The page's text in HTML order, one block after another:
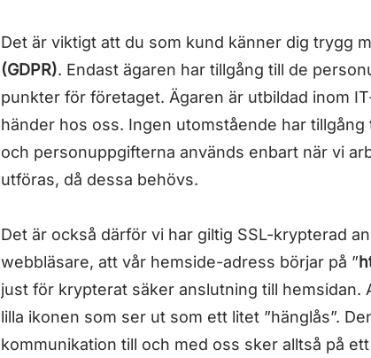
Det är viktigt att du som kund känner dig trygg
(GDPR). Endast ägaren har tillgång till de
punkter för företaget. Ägaren är utbildad inom
händer hos oss. Ingen utomstående har
och personuppgifterna används enbart när vi
utföras, då dessa behövs.
Det är också därför vi har giltig SSL-krypterad
webbläsare, att vår hemside-adress börjar på ”
just för krypterat säker anslutning till hemsidan.
lilla ikonen som ser ut som ett litet ”hänglås”.
kommunikation till och med oss sker alltså på